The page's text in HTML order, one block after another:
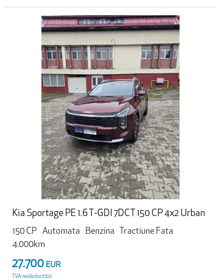
Kia Sportage PE 1.6 T-GDI 7DCT 150 CP 4x2 Urban
150 CP
Automata Benzina
Tractiune Fata
4.000km
27.700 EUR
TVA nedeductibil